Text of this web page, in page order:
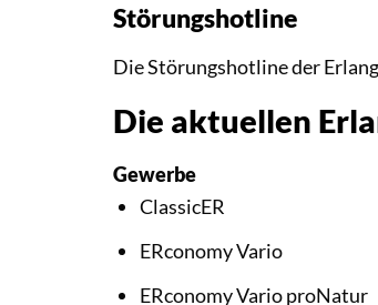
Störungshotline
Die Störungshotline der
Die aktuellen
Gewerbe
ClassicER
ERconomy Vario
ERconomy Vario proNatur